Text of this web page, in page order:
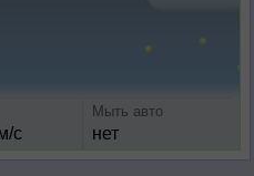
с
Мыть авто
нет